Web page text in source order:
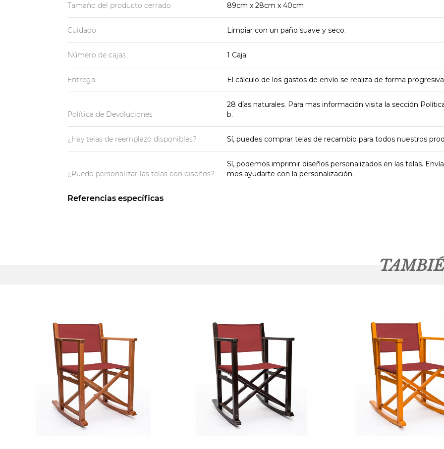
Tamaño del producto cerrado 89cm x 28cm x 40cm
Cuidado Limpiar con un paño suave y seco.
Número de cajas 1 Caja
Entrega El cálculo de los gastos de envío se realiza de forma
Política de Devoluciones
28 días naturales. Para mas información visita la sección
b.
¿Hay telas de reemplazo disponibles? Sí, puedes comprar telas de recambio para todos nuestros
¿Puedo personalizar las telas con diseños?
Sí, podemos imprimir diseños personalizados en las telas.
mos ayudarte con la personalización.
Referencias específicas